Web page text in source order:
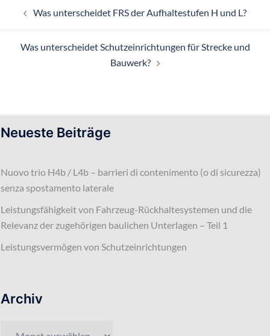
Was unterscheidet FRS der Aufhaltestufen H und L?
Was unterscheidet Schutzeinrichtungen für Strecke und
Bauwerk?
Neueste Beiträge
Nuovo trio H4b / L4b – barrieri di contenimento (o di sicurezza)
senza spostamento laterale
Leistungsfähigkeit von Fahrzeug-Rückhaltesystemen und die
Relevanz der zugehörigen baulichen Unterlagen – Teil 1
Leistungsvermögen von Schutzeinrichtungen
Archiv